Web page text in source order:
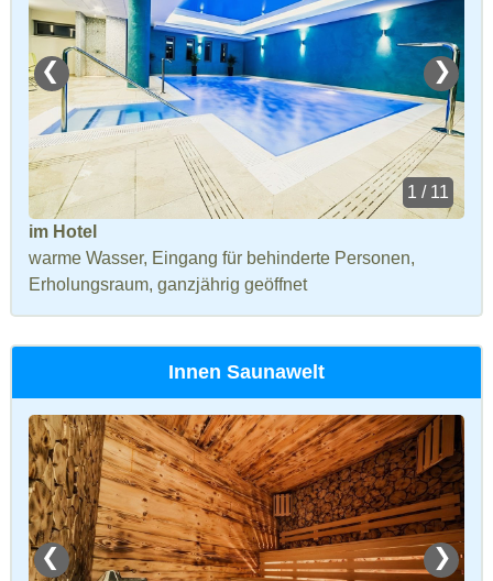
❮ ❯
1 / 11
im Hotel
warme Wasser, Eingang für behinderte Personen,
Erholungsraum, ganzjährig geöffnet
Innen Saunawelt
❮ ❯